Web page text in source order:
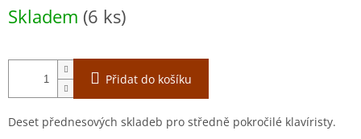
cena:
Skladem (6 ks)
Přidat do košíku
Deset přednesových skladeb pro středně pokročilé klavíristy.